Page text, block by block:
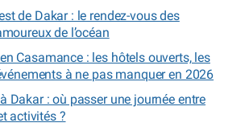
de Dakar : le rendez-vous des
de l’océan
Casamance : les hôtels ouverts, les
à ne pas manquer en 2026
Dakar : où passer une journée entre
activités ?